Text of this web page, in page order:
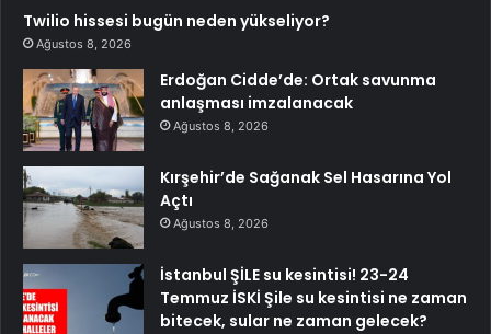
Twilio hissesi bugün neden yükseliyor?
Ağustos 8, 2026
Erdoğan Cidde’de: Ortak savunma
anlaşması imzalanacak
Ağustos 8, 2026
Kırşehir’de Sağanak Sel Hasarına Yol
Açtı
Ağustos 8, 2026
İstanbul ŞİLE su kesintisi! 23-24
Temmuz İSKİ Şile su kesintisi ne zaman
bitecek, sular ne zaman gelecek?